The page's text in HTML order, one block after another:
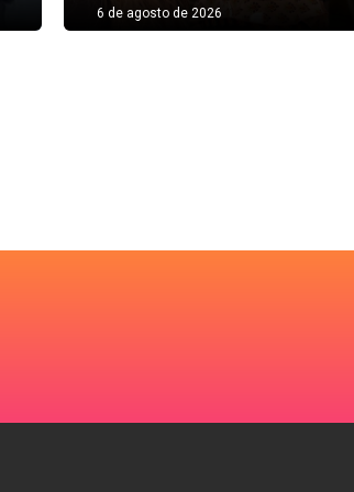
6 de agosto de 2026